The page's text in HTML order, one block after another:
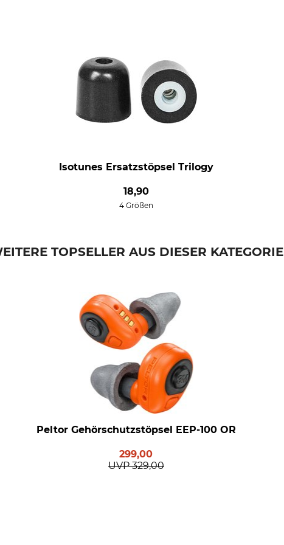
Isotunes Ersatzstöpsel Trilogy
18,90
4 Größen
TOPSELLER AUS DIESER KATEGORIE
Peltor Gehörschutzstöpsel EEP-100 OR
299,00
UVP 329,00